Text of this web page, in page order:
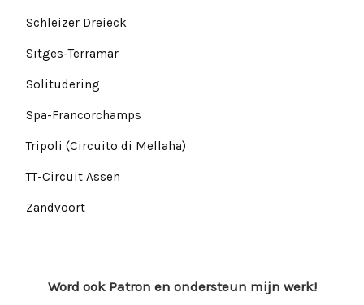
Schleizer Dreieck
Sitges-Terramar
Solitudering
Spa-Francorchamps
Tripoli (Circuito di Mellaha)
TT-Circuit Assen
Zandvoort
Word ook Patron en ondersteun mijn werk!